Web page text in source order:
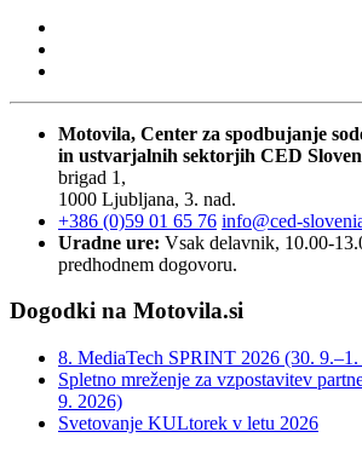
Motovila, Center za spodbujanje
in ustvarjalnih sektorjih CED
brigad 1,
1000 Ljubljana, 3. nad.
+386 (0)59 01 65 76 info@ced-
Uradne ure: Vsak delavnik, 10.00-
predhodnem dogovoru.
Dogodki na Motovila.si
8. MediaTech SPRINT 2026 (30.
Spletno mreženje za vzpostavitev
9. 2026)
Svetovanje KULtorek v letu 2026